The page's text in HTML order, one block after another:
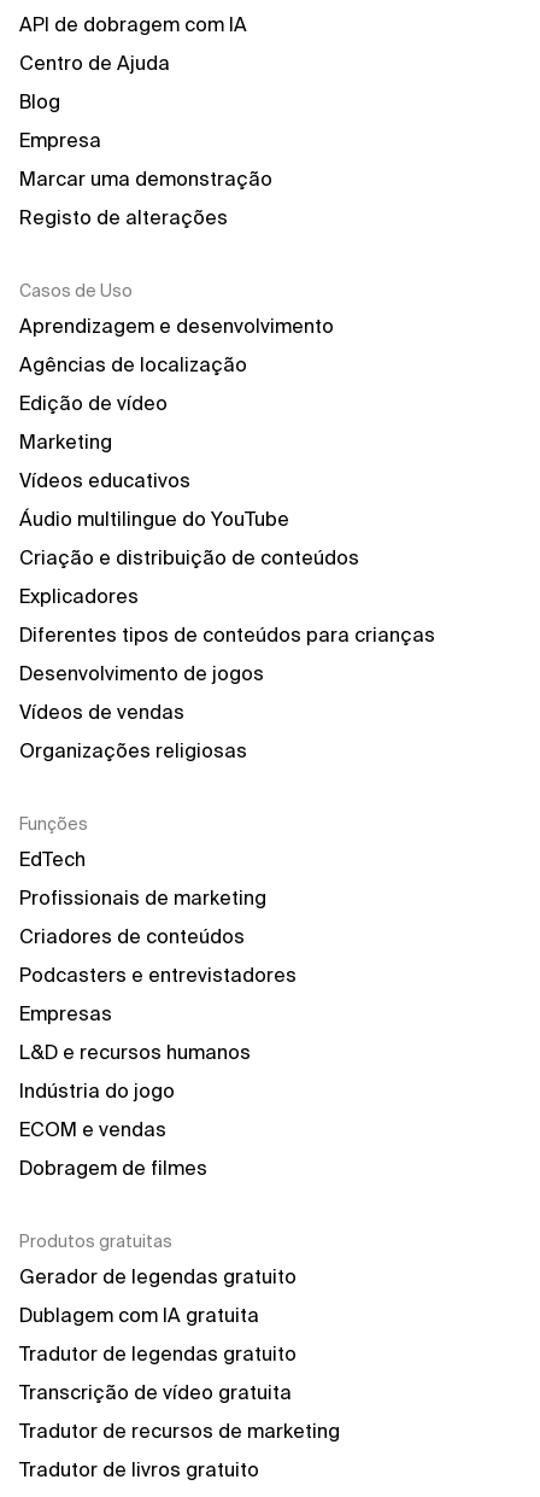
API de dobragem com IA
Centro de Ajuda
Blog
Empresa
Marcar uma demonstração
Registo de alterações
Casos de Uso
Aprendizagem e desenvolvimento
Agências de localização
Edição de vídeo
Marketing
Vídeos educativos
Áudio multilingue do YouTube
Criação e distribuição de conteúdos
Explicadores
Diferentes tipos de conteúdos para crianças
Desenvolvimento de jogos
Vídeos de vendas
Organizações religiosas
Funções
EdTech
Profissionais de marketing
Criadores de conteúdos
Podcasters e entrevistadores
Empresas
L&D e recursos humanos
Indústria do jogo
ECOM e vendas
Dobragem de filmes
Produtos gratuitas
Gerador de legendas gratuito
Dublagem com IA gratuita
Tradutor de legendas gratuito
Transcrição de vídeo gratuita
Tradutor de recursos de marketing
Tradutor de livros gratuito